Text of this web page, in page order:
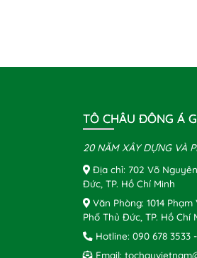
TÔ CHÂU ĐÔNG Á
20 NĂM XÂY DỰNG VÀ
Địa chỉ: 702 Võ
Đức, TP. Hồ Chí Minh
Văn Phòng: 1014
Phố Thủ Đức, TP. Hồ Chí
Hotline: 090 678 3533 -
Email: